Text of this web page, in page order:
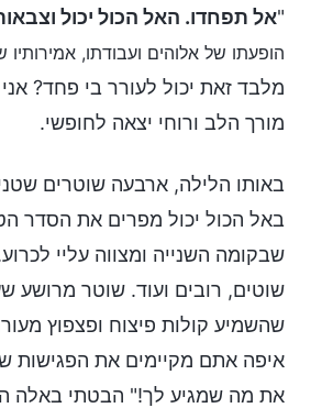
"אל תפחדו. האל הכול יכול
הופעתו של אלוהים ועבודתו, אמירותיו
מלבד זאת יכול לעורר בי פחד?
מורך הלב ורוחי יצאה לחופשי.
באותו הלילה, ארבעה שוטרים
באל הכול יכול מפרים את הסדר
שבקומה השנייה ומצווה עליי
שוטים, רובים ועוד. שוטר מרושע
שהשמיע קולות פיצוח ופצפוץ
איפה אתם מקיימים את הפגישות
את מה שמגיע לך!" הבטתי באלה